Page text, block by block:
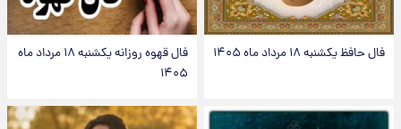
فال حافظ یکشنبه ۱۸ مرداد ماه ۱۴۰۵
فال قهوه روزانه یکشنبه ۱۸ مرداد ماه
۱۴۰۵